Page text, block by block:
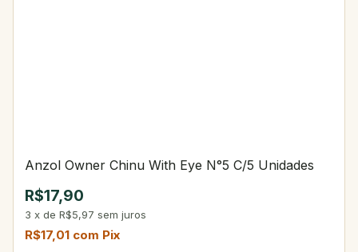
Anzol Owner Chinu With Eye N°5 C/5 Unidades
R$17,90
3 x de R$5,97 sem juros
R$17,01 com Pix